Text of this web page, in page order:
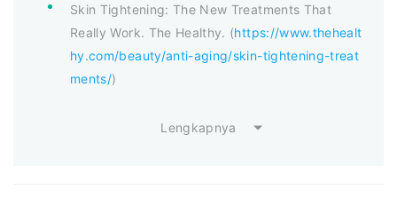
Skin Tightening: The New Treatments That
Really Work. The Healthy. (https://www.thehealt
hy.com/beauty/anti-aging/skin-tightening-treat
ments/)
Lengkapnya